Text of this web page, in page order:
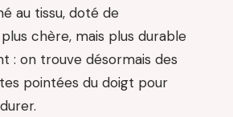
au tissu, doté de
chère, mais plus durable
: on trouve désormais des
pointées du doigt pour